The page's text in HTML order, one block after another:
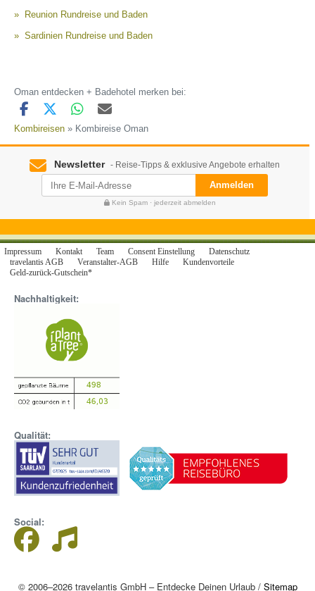
Reunion Rundreise und Baden
Sardinien Rundreise und Baden
Oman entdecken + Badehotel merken bei:
Kombireisen » Kombireise Oman
Newsletter - Reise-Tipps & exklusive Angebote erhalten
Anmelden
Kein Spam · jederzeit abmelden
Impressum Kontakt Team Consent Einstellung
Datenschutz
travelantis AGB
Veranstalter-AGB Hilfe
Kundenvorteile
Geld-zurück-Gutschein*
Nachhaltigkeit:
Qualität:
Social:
© 2006–2026 travelantis GmbH – Entdecke Deinen Urlaub / Sitemap